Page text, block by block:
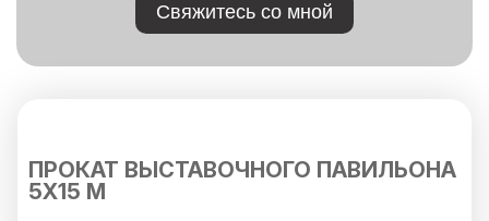
Свяжитесь со мной
ПРОКАТ ВЫСТАВОЧНОГО ПАВИЛЬОНА
5Х15 М